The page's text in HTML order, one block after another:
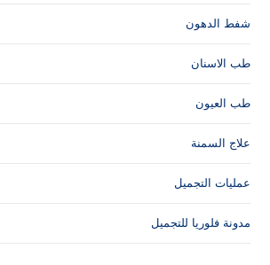
شفط الدهون
طب الاسنان
طب العيون
علاج السمنة
عمليات التجميل
مدونة فلوريا للتجميل